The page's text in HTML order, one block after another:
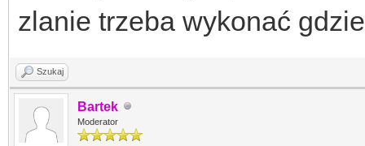
zlanie trzeba wykonać
Szukaj
Bartek
Moderator